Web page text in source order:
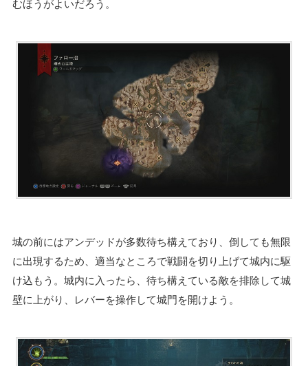
むほうがよいだろう。
城の前にはアンデッドが多数待ち構えており、倒しても無限
に出現するため、適当なところで戦闘を切り上げて城内に駆
け込もう。城内に入ったら、待ち構えている敵を排除して城
壁に上がり、レバーを操作して城門を開けよう。